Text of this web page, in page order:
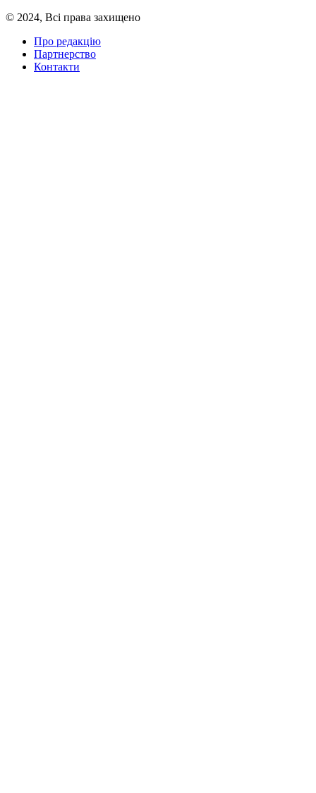
© 2024, Всі права захищено
Про редакцію
Партнерство
Контакти